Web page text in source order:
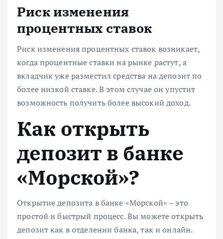
Риск изменения
процентных ставок
Риск изменения процентных ставок возникает,
когда процентные ставки на рынке растут, а
вкладчик уже разместил средства на депозит по
более низкой ставке. В этом случае он упустит
возможность получить более высокий доход.
Как открыть
депозит в банке
«Морской»?
Открытие депозита в банке «Морской» – это
простой и быстрый процесс. Вы можете открыть
депозит как в отделении банка, так и онлайн.